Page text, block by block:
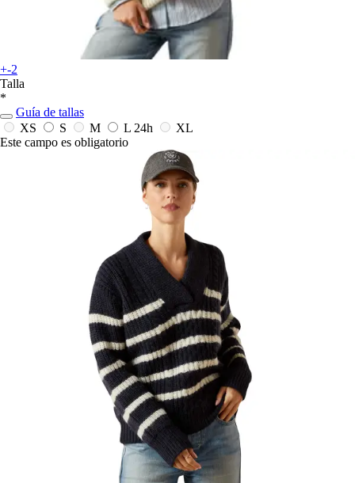
+-2
Talla
*
Guía de tallas
XS
S M L 24h
XL
Este campo es obligatorio